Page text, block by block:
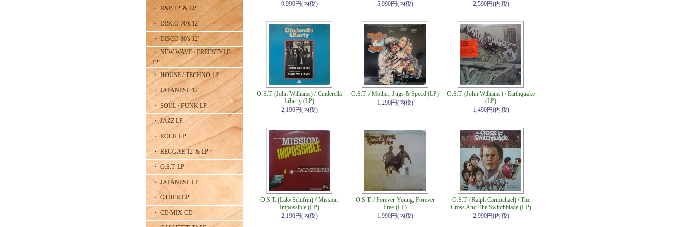
・ R&B 12' & LP
・ DISCO 70's 12'
・ DISCO 80's 12'
・ NEW WAVE / FREESTYLE
12'
・ HOUSE / TECHNO 12'
・ JAPANESE 12'
・ SOUL / FUNK LP
・ JAZZ LP
・ ROCK LP
・ REGGAE 12' & LP
・ O.S.T. LP
・ JAPANESE LP
・ OTHER LP
・ CD/MIX CD
9,990円(内税)
5,990円(内税)
2,590円(内税)
O.S.T. (John Williams) / Cinderella
Liberty (LP)
2,190円(内税)
O.S.T. / Mother, Jugs & Speed (LP)
1,290円(内税)
O.S.T. (John Williams) / Earthquake
(LP)
1,490円(内税)
O.S.T. (Lalo Schifrin) / Mission
Impossible (LP)
2,190円(内税)
O.S.T. / Forever Young, Forever
Free (LP)
1,990円(内税)
O.S.T. (Ralph Carmichael) / The
Cross And The Switchblade (LP)
2,990円(内税)